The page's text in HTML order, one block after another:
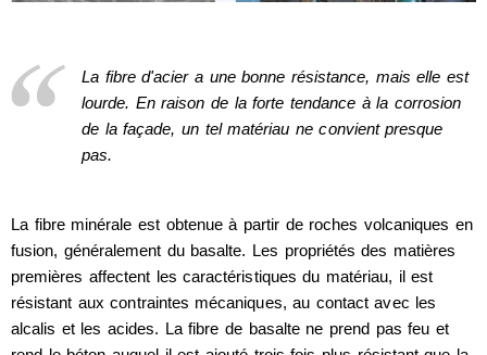
La fibre d'acier a une bonne résistance, mais elle est
lourde. En raison de la forte tendance à la corrosion
de la façade, un tel matériau ne convient presque
pas.
La fibre minérale est obtenue à partir de roches volcaniques en
fusion, généralement du basalte. Les propriétés des matières
premières affectent les caractéristiques du matériau, il est
résistant aux contraintes mécaniques, au contact avec les
alcalis et les acides. La fibre de basalte ne prend pas feu et